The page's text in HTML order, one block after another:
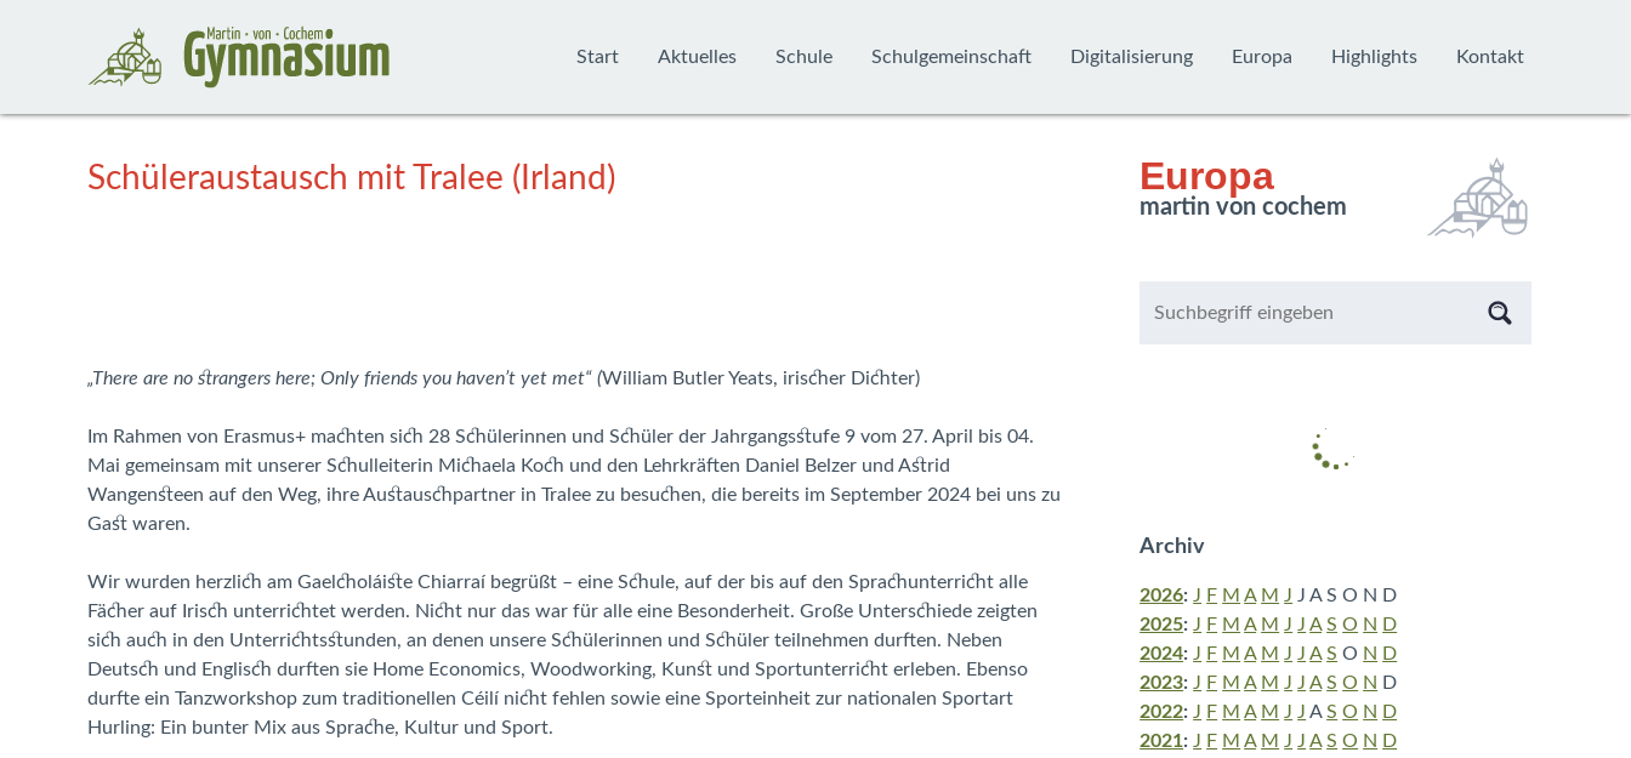
Start Aktuelles Schule Schulgemeinschaft Digitalisierung Europa Highlights Kontakt
Schüleraustausch mit Tralee (Irland)
„There are no strangers here; Only friends you haven’t yet met“ (William Butler Yeats, irischer Dichter)
Im Rahmen von Erasmus+ machten sich 28 Schülerinnen und Schüler der Jahrgangsstufe 9 vom 27. April bis 04.
Mai gemeinsam mit unserer Schulleiterin Michaela Koch und den Lehrkräften Daniel Belzer und Astrid
Wangensteen auf den Weg, ihre Austauschpartner in Tralee zu besuchen, die bereits im September 2024 bei uns zu
Gast waren.
Wir wurden herzlich am Gaelcholáiste Chiarraí begrüßt – eine Schule, auf der bis auf den Sprachunterricht alle
Fächer auf Irisch unterrichtet werden. Nicht nur das war für alle eine Besonderheit. Große Unterschiede zeigten
sich auch in den Unterrichtsstunden, an denen unsere Schülerinnen und Schüler teilnehmen durften. Neben
Deutsch und Englisch durften sie Home Economics, Woodworking, Kunst und Sportunterricht erleben. Ebenso
durfte ein Tanzworkshop zum traditionellen Céilí nicht fehlen sowie eine Sporteinheit zur nationalen Sportart
Hurling: Ein bunter Mix aus Sprache, Kultur und Sport.
Europa
martin von cochem
Archiv
2026: J F M A M J J A S O N D
2025: J F M A M J J A S O N D
2024: J F M A M J J A S O N D
2023: J F M A M J J A S O N D
2022: J F M A M J J A S O N D
2021: J F M A M J J A S O N D